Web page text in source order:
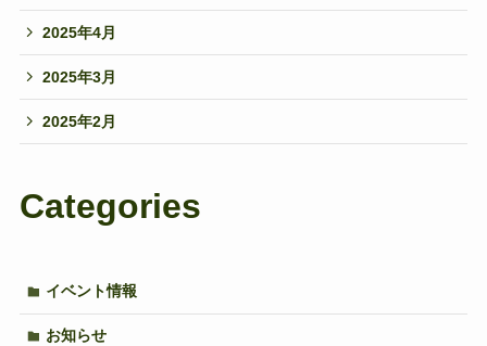
2025年4月
2025年3月
2025年2月
Categories
イベント情報
お知らせ